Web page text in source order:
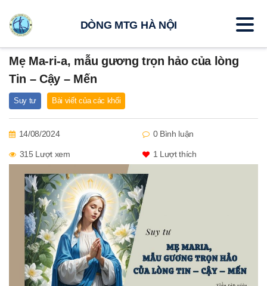
Mẹ Ma-ri-a, mẫu gương trọn hảo của lòng
Tin – Cậy – Mến
Suy tư Bài viết của các khối
14/08/2024 0 Bình luận
315 Lượt xem 1 Lượt thích
DÒNG MTG HÀ NỘI